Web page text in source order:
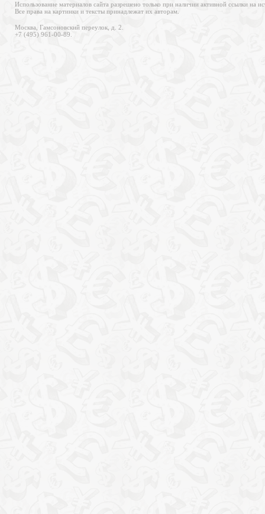
Использование материалов сайта разрешено только при наличии активной ссылки на
Все права на картинки и тексты принадлежат их авторам.
Москва, Гамсоновский переулок, д. 2.
+7 (495) 961-00-89.